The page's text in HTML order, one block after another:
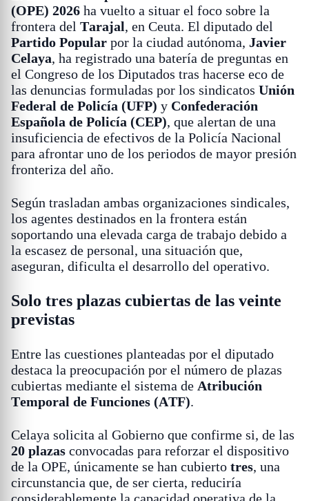
(OPE) 2026 ha vuelto a situar el foco sobre la
frontera del Tarajal, en Ceuta. El diputado del
Partido Popular por la ciudad autónoma, Javier
Celaya, ha registrado una batería de preguntas en
el Congreso de los Diputados tras hacerse eco de
las denuncias formuladas por los sindicatos Unión
Federal de Policía (UFP) y Confederación
Española de Policía (CEP), que alertan de una
insuficiencia de efectivos de la Policía Nacional
para afrontar uno de los periodos de mayor presión
fronteriza del año.
Según trasladan ambas organizaciones sindicales,
los agentes destinados en la frontera están
soportando una elevada carga de trabajo debido a
la escasez de personal, una situación que,
aseguran, dificulta el desarrollo del operativo.
Solo tres plazas cubiertas de las veinte
previstas
Entre las cuestiones planteadas por el diputado
destaca la preocupación por el número de plazas
cubiertas mediante el sistema de Atribución
Temporal de Funciones (ATF).
Celaya solicita al Gobierno que confirme si, de las
20 plazas convocadas para reforzar el dispositivo
de la OPE, únicamente se han cubierto tres, una
circunstancia que, de ser cierta, reduciría